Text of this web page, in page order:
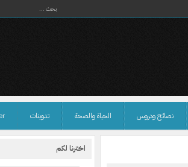
نصائح ودروس الحياة والصحة تدوينات
اخترنا لكم